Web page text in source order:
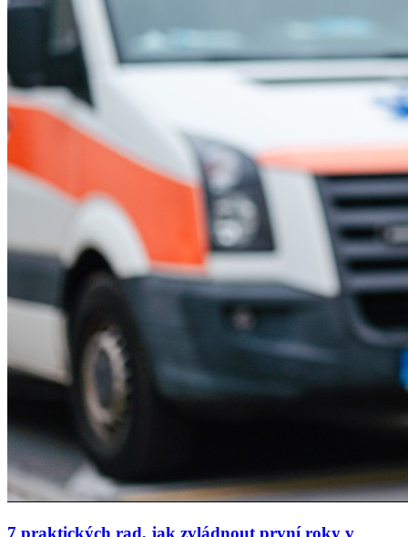
7 praktických rad, jak zvládnout první roky v